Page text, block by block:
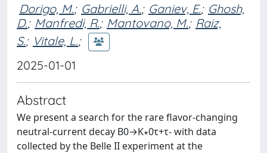
Dorigo, M.; Gabrielli, A.; Ganiev, E.; Ghosh,
D.; Manfredi, R.; Mantovano, M.; Raiz,
S.; Vitale, L.;
2025-01-01
Abstract
We present a search for the rare flavor-changing
neutral-current decay B0→K∗0τ+τ- with data
collected by the Belle II experiment at the